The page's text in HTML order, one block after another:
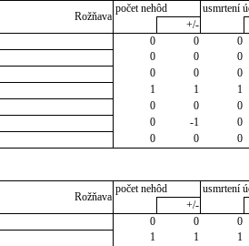
Rožňava
počet nehôd
usmrtení
+/-
0 0
0
0 0
0
0 0
0
1 1
1
0 0
0
0 -1
0
0 0 0
Rožňava
počet nehôd
usmrtení
+/-
0 0
0
1 1
1